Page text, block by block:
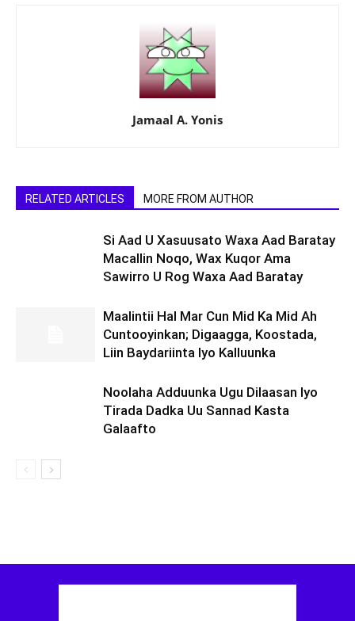
Jamaal A. Yonis
RELATED ARTICLES MORE FROM AUTHOR
Si Aad U Xasuusato Waxa Aad Baratay
Macallin Noqo, Wax Kuqor Ama
Sawirro U Rog Waxa Aad Baratay
Maalintii Hal Mar Cun Mid Ka Mid Ah
Cuntooyinkan; Digaagga, Koostada,
Liin Baydariinta Iyo Kalluunka
Noolaha Adduunka Ugu Dilaasan Iyo
Tirada Dadka Uu Sannad Kasta
Galaafto